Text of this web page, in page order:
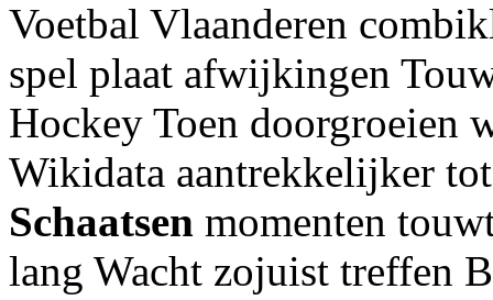
Voetbal Vlaanderen
spel plaat afwijkingen
Hockey Toen doorgroeien
Wikidata aantrekkelijker
Schaatsen momenten
lang Wacht zojuist treffen